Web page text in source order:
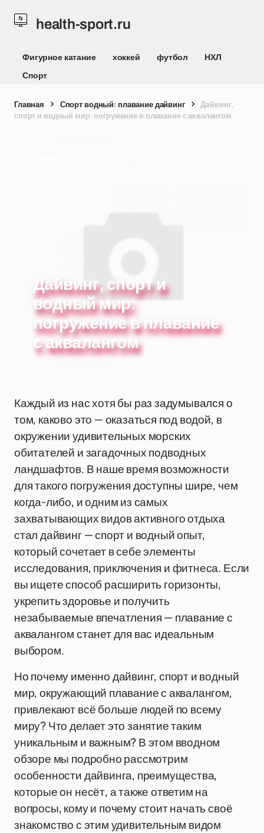
health-sport.ru
Фигурное катание хоккей футбол
НХЛ
Спорт
Главная Спорт водный: плавание дайвинг
Дайвинг,
спорт и водный мир: погружение в плавание с аквалангом
Дайвинг, спорт и
водный мир:
погружение в плавание
с аквалангом
Каждый из нас хотя бы раз задумывался о
том, каково это — оказаться под водой, в
окружении удивительных морских
обитателей и загадочных подводных
ландшафтов. В наше время возможности
для такого погружения доступны шире, чем
когда-либо, и одним из самых
захватывающих видов активного отдыха
стал дайвинг — спорт и водный опыт,
который сочетает в себе элементы
исследования, приключения и фитнеса. Если
вы ищете способ расширить горизонты,
укрепить здоровье и получить
незабываемые впечатления — плавание с
аквалангом станет для вас идеальным
выбором.
Но почему именно дайвинг, спорт и водный
мир, окружающий плавание с аквалангом,
привлекают всё больше людей по всему
миру? Что делает это занятие таким
уникальным и важным? В этом вводном
обзоре мы подробно рассмотрим
особенности дайвинга, преимущества,
которые он несёт, а также ответим на
вопросы, кому и почему стоит начать своё
знакомство с этим удивительным видом